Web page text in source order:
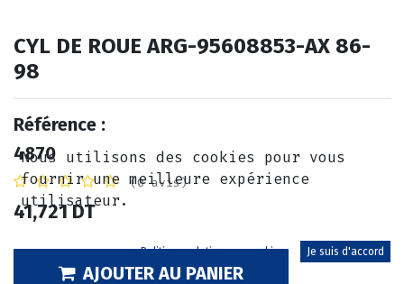
CYL DE ROUE ARG-95608853-AX 86-
98
Référence :
4870
(0 avis)
41,721DT
AJOUTER AU PANIER
Nous utilisons des cookies pour vous
fournir une meilleure expérience
utilisateur.
Politique relative aux cookies Je suis d'accord